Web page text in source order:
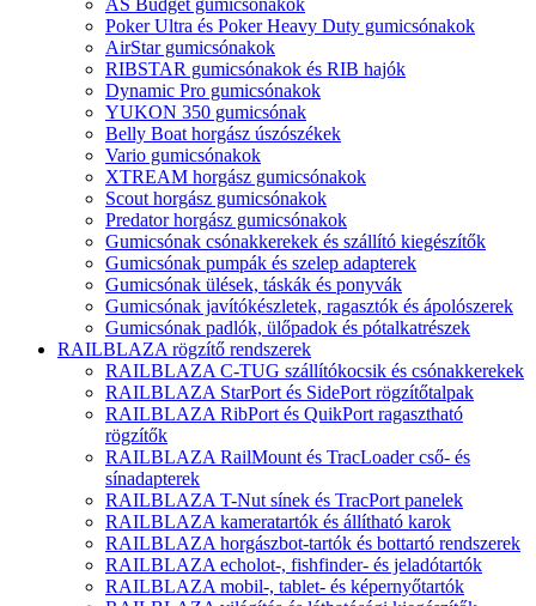
AS Budget gumicsónakok
Poker Ultra és Poker Heavy Duty gumicsónakok
AirStar gumicsónakok
RIBSTAR gumicsónakok és RIB hajók
Dynamic Pro gumicsónakok
YUKON 350 gumicsónak
Belly Boat horgász úszószékek
Vario gumicsónakok
XTREAM horgász gumicsónakok
Scout horgász gumicsónakok
Predator horgász gumicsónakok
Gumicsónak csónakkerekek és szállító kiegészítők
Gumicsónak pumpák és szelep adapterek
Gumicsónak ülések, táskák és ponyvák
Gumicsónak javítókészletek, ragasztók és ápolószerek
Gumicsónak padlók, ülőpadok és pótalkatrészek
RAILBLAZA rögzítő rendszerek
RAILBLAZA C-TUG szállítókocsik és csónakkerekek
RAILBLAZA StarPort és SidePort rögzítőtalpak
RAILBLAZA RibPort és QuikPort ragasztható
rögzítők
RAILBLAZA RailMount és TracLoader cső- és
sínadapterek
RAILBLAZA T-Nut sínek és TracPort panelek
RAILBLAZA kameratartók és állítható karok
RAILBLAZA horgászbot-tartók és bottartó rendszerek
RAILBLAZA echolot-, fishfinder- és jeladótartók
RAILBLAZA mobil-, tablet- és képernyőtartók